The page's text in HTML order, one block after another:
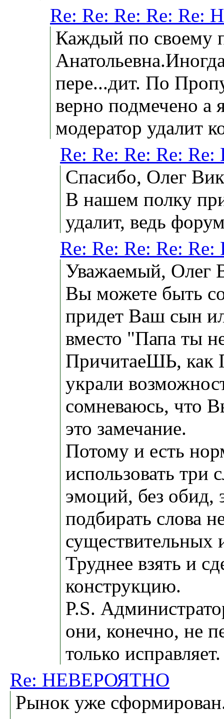
Re: Re: Re: Re:
Каждый по своему
пере...дит. По
верно подмечено а
модератор удалит
Re: Re: Re: Re:
Спасибо, Олег
В нашем полку
удалит, ведь
Re: Re: Re: Re:
Уважаемый, Олег
Вы можете быть
придет Ваш сын
вместо "Папа ты
ПричитаеШЬ, как
украли
сомневаюсь, что
это замечание.
Потому и есть
использовать три
эмоций, без обид,
подбирать слова
существительных
Труднее взять и
конструкцию.
P.S.
они, конечно, не
только исправляет.
Re: НЕВЕРОЯТНО
Рынок уже